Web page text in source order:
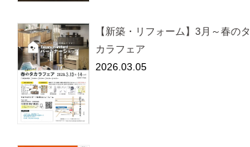
【新築・リフォーム】3月～春のタ
カラフェア
2026.03.05